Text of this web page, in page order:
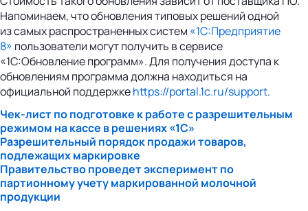
Напоминаем, что обновления типовых решений одной
из самых распространенных систем «1С:Предприятие
8» пользователи могут получить в сервисе
«1С:Обновление программ». Для получения доступа к
обновлениям программа должна находиться на
официальной поддержкеhttps://portal.1c.ru/support.
Чек-листпо подготовке к работе с разрешительным
режимом на кассе в решениях «1С»
Разрешительный порядок продажи товаров,
подлежащих маркировке
Правительство проведет эксперимент по
партионному учету маркированной молочной
продукции